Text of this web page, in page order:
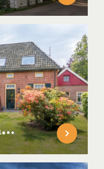
Groepsaccomodaties